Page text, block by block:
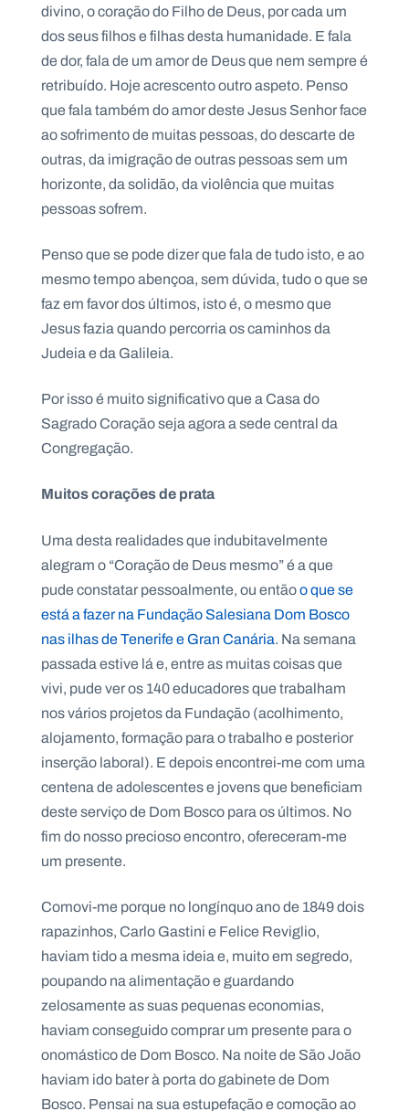
divino, o coração do Filho de Deus, por cada um
dos seus filhos e filhas desta humanidade. E fala
de dor, fala de um amor de Deus que nem sempre é
retribuído. Hoje acrescento outro aspeto. Penso
que fala também do amor deste Jesus Senhor face
ao sofrimento de muitas pessoas, do descarte de
outras, da imigração de outras pessoas sem um
horizonte, da solidão, da violência que muitas
pessoas sofrem.
Penso que se pode dizer que fala de tudo isto, e ao
mesmo tempo abençoa, sem dúvida, tudo o que se
faz em favor dos últimos, isto é, o mesmo que
Jesus fazia quando percorria os caminhos da
Judeia e da Galileia.
Por isso é muito significativo que a Casa do
Sagrado Coração seja agora a sede central da
Congregação.
Muitos corações de prata
Uma desta realidades que indubitavelmente
alegram o “Coração de Deus mesmo” é a que
pude constatar pessoalmente, ou entãoo que se
está a fazer na Fundação Salesiana Dom Bosco
nas ilhas de Tenerife e Gran Canária. Na semana
passada estive lá e, entre as muitas coisas que
vivi, pude ver os 140 educadores que trabalham
nos vários projetos da Fundação (acolhimento,
alojamento, formação para o trabalho e posterior
inserção laboral). E depois encontrei-me com uma
centena de adolescentes e jovens que beneficiam
deste serviço de Dom Bosco para os últimos. No
fim do nosso precioso encontro, ofereceram-me
um presente.
Comovi-me porque no longínquo ano de 1849 dois
rapazinhos, Carlo Gastini e Felice Reviglio,
haviam tido a mesma ideia e, muito em segredo,
poupando na alimentação e guardando
zelosamente as suas pequenas economias,
haviam conseguido comprar um presente para o
onomástico de Dom Bosco. Na noite de São João
haviam ido bater à porta do gabinete de Dom
Bosco. Pensai na sua estupefação e comoção ao